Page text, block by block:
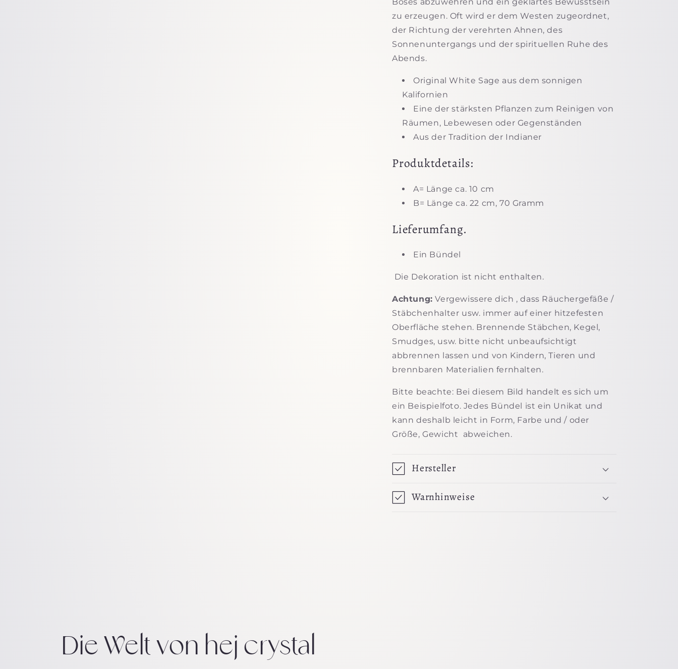
zu erzeugen. Oft wird er dem Westen zugeordnet,
der Richtung der verehrten Ahnen, des
Sonnenuntergangs und der spirituellen Ruhe des
Abends.
Original White Sage aus dem sonnigen
Kalifornien
Eine der stärksten Pflanzen zum Reinigen von
Räumen, Lebewesen oder Gegenständen
Aus der Tradition der Indianer
Produktdetails:
A= Länge ca. 10 cm
B= Länge ca. 22 cm, 70 Gramm
Lieferumfang.
Ein Bündel
Die Dekoration ist nicht enthalten.
Achtung: Vergewissere dich , dass Räuchergefäße /
Stäbchenhalter usw. immer auf einer hitzefesten
Oberfläche stehen. Brennende Stäbchen, Kegel,
Smudges, usw. bitte nicht unbeaufsichtigt
abbrennen lassen und von Kindern, Tieren und
brennbaren Materialien fernhalten.
Bitte beachte: Bei diesem Bild handelt es sich um
ein Beispielfoto. Jedes Bündel ist ein Unikat und
kann deshalb leicht in Form, Farbe und / oder
Größe, Gewicht abweichen.
Hersteller
Warnhinweise
Die Welt von hej crystal